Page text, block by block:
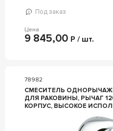
Под заказ
Цена
9 845,00 Р / шт.
78982
СМЕСИТЕЛЬ
ДЛЯ РАКОВИНЫ, РЫЧАГ
КОРПУС, ВЫСОКОЕ